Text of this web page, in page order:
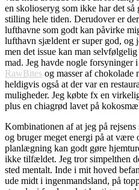
en skolioseryg som ikke har det
stilling hele tiden. Derudover er
lufthavne som godt kan påvirke
lufthavn sjældent er super god, og
men det issue kan man
mad. Jeg havde nogle forsyninger
RawBites og masser af chokolade
heldigvis også at der var en
muligheder. Jeg købte fx en
plus en chiagrød lavet på
Kombinationen af at jeg på
og bruger meget energi på at
planlægning kan godt gøre
ikke tilfældet. Jeg tror simpelthen
sted mentalt. Inde i mit hoved
ude midt i ingenmandsland, på